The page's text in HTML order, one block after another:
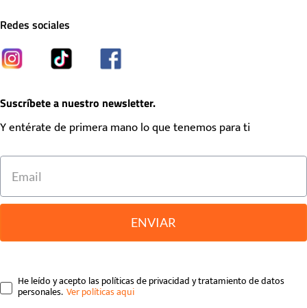
Redes sociales
Suscríbete a nuestro newsletter.
Y entérate de primera mano lo que tenemos para ti
ENVIAR
He leído y acepto las políticas de privacidad y tratamiento de datos
personales.